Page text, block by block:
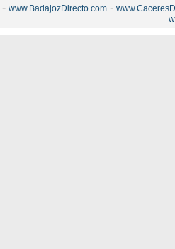
- www.BadajozDirecto.com -